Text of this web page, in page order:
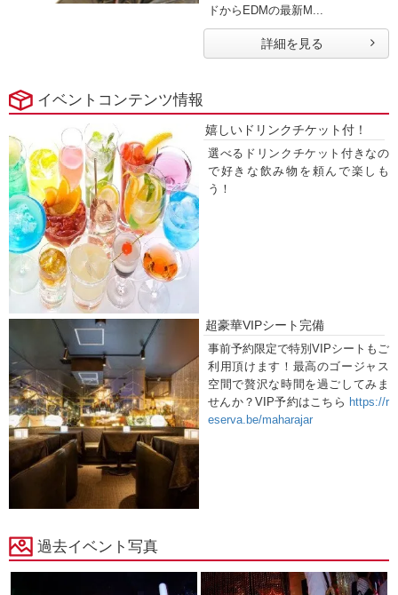
ドからEDMの最新M...
詳細を見る
イベントコンテンツ情報
嬉しいドリンクチケット付！
選べるドリンクチケット付きなの
で好きな飲み物を頼んで楽しも
う！
超豪華VIPシート完備
事前予約限定で特別VIPシートもご
利用頂けます！最高のゴージャス
空間で贅沢な時間を過ごしてみま
せんか？VIP予約はこちら https://r
eserva.be/maharajar
過去イベント写真